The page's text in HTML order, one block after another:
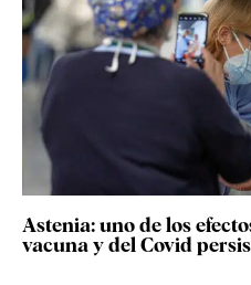
Astenia: uno de los
vacuna y del Covid